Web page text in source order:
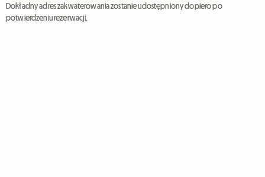
Dokładny adres zakwaterowania zostanie udostępniony dopiero po
potwierdzeniu rezerwacji.